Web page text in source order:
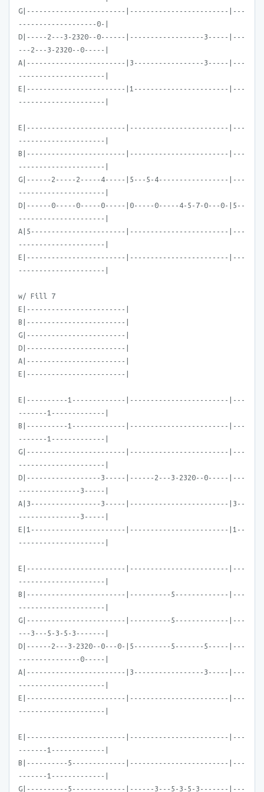
G|------------------------|------------------------|---
-------------------0-|
D|-----2---3-2320--0------|------------------3-----|---
---2---3-2320--0-----|
A|------------------------|3-----------------3-----|---
---------------------|
E|------------------------|1-----------------------|---
---------------------|
E|------------------------|------------------------|---
---------------------|
B|------------------------|------------------------|---
---------------------|
G|------2-----2-----4-----|5---5-4-----------------|---
---------------------|
D|------0-----0-----0-----|0-----0-----4-5-7-0---0-|5--
---------------------|
A|5-----------------------|------------------------|---
---------------------|
E|------------------------|------------------------|---
---------------------|
w/ Fill 7
E|------------------------|
B|------------------------|
G|------------------------|
D|------------------------|
A|------------------------|
E|------------------------|
E|----------1-------------|------------------------|---
-------1-------------|
B|----------1-------------|------------------------|---
-------1-------------|
G|------------------------|------------------------|---
---------------------|
D|------------------3-----|------2---3-2320--0-----|---
---------------3-----|
A|3-----------------3-----|------------------------|3--
---------------3-----|
E|1-----------------------|------------------------|1--
---------------------|
E|------------------------|------------------------|---
---------------------|
B|------------------------|----------5-------------|---
---------------------|
G|------------------------|----------5-------------|---
---3---5-3-5-3-------|
D|------2---3-2320--0---0-|5---------5-------5-----|---
---------------0-----|
A|------------------------|3-----------------3-----|---
---------------------|
E|------------------------|------------------------|---
---------------------|
E|------------------------|------------------------|---
-------1-------------|
B|----------5-------------|------------------------|---
-------1-------------|
G|----------5-------------|------3---5-3-5-3-------|---